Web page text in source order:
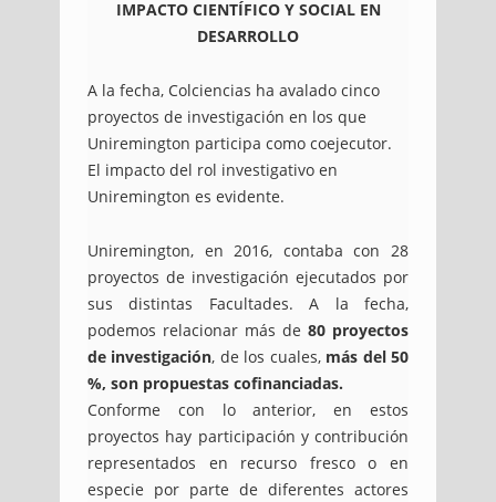
IMPACTO CIENTÍFICO Y SOCIAL EN
DESARROLLO
A la fecha, Colciencias ha avalado cinco
proyectos de investigación en los que
Uniremington participa como coejecutor.
El impacto del rol investigativo en
Uniremington es evidente.
Uniremington, en 2016, contaba con 28
proyectos de investigación ejecutados por
sus distintas Facultades. A la fecha,
podemos relacionar más de 80 proyectos
de investigación, de los cuales, más del 50
%, son propuestas cofinanciadas.
Conforme con lo anterior, en estos
proyectos hay participación y contribución
representados en recurso fresco o en
especie por parte de diferentes actores